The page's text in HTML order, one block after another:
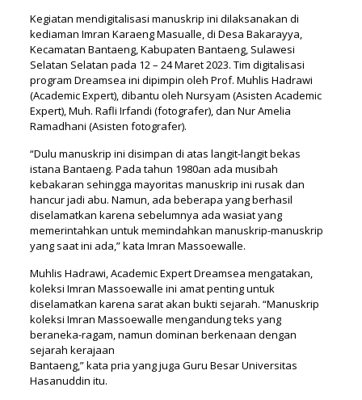
Kegiatan mendigitalisasi manuskrip ini dilaksanakan di
kediaman Imran Karaeng Masualle, di Desa Bakarayya,
Kecamatan Bantaeng, Kabupaten Bantaeng, Sulawesi
Selatan Selatan pada 12 – 24 Maret 2023. Tim digitalisasi
program Dreamsea ini dipimpin oleh Prof. Muhlis Hadrawi
(Academic Expert), dibantu oleh Nursyam (Asisten Academic
Expert), Muh. Rafli Irfandi (fotografer), dan Nur Amelia
Ramadhani (Asisten fotografer).
“Dulu manuskrip ini disimpan di atas langit-langit bekas
istana Bantaeng. Pada tahun 1980an ada musibah
kebakaran sehingga mayoritas manuskrip ini rusak dan
hancur jadi abu. Namun, ada beberapa yang berhasil
diselamatkan karena sebelumnya ada wasiat yang
memerintahkan untuk memindahkan manuskrip-manuskrip
yang saat ini ada,” kata Imran Massoewalle.
Muhlis Hadrawi, Academic Expert Dreamsea mengatakan,
koleksi Imran Massoewalle ini amat penting untuk
diselamatkan karena sarat akan bukti sejarah. “Manuskrip
koleksi Imran Massoewalle mengandung teks yang
beraneka-ragam, namun dominan berkenaan dengan
sejarah kerajaan
Bantaeng,” kata pria yang juga Guru Besar Universitas
Hasanuddin itu.